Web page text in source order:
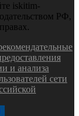
iskitim-
РФ,
и анализа
сети